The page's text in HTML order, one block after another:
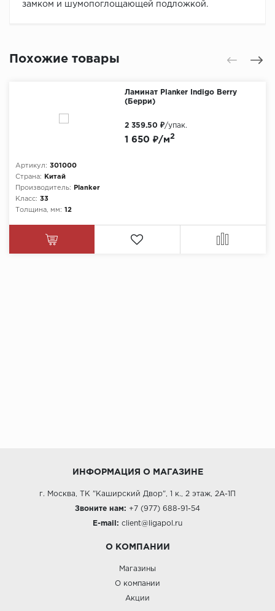
замком и шумопоглощающей подложкой.
Похожие товары
Ламинат Planker Indigo Berry
(Берри)
Артикул: 301000
Страна:
Китай
Производитель:
Planker
Класс: 33
Толщина, мм: 12
1 650 ₽/м2
2 359.50 ₽/упак.
ИНФОРМАЦИЯ О МАГАЗИНЕ
г. Москва, ТК "Каширский Двор", 1 к., 2 этаж, 2А-1П
Звоните нам: +7 (977) 688-91-54
E-mail: client@ligapol.ru
О КОМПАНИИ
Магазины
О компании
Акции